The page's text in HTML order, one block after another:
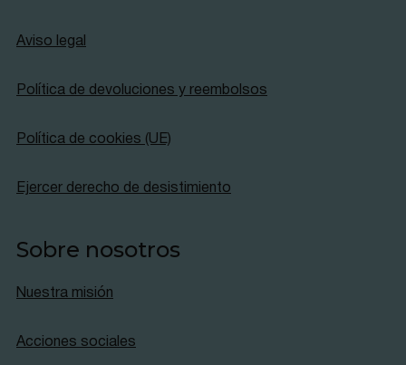
Aviso legal
Política de devoluciones y reembolsos
Política de cookies (UE)
Ejercer derecho de desistimiento
Sobre nosotros
Nuestra misión
Acciones sociales